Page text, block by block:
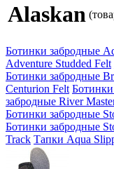
Alaskan
Ботинки забродные
Adventure Studded Felt
Ботинки забродные
Centurion Felt
забродные River
Ботинки забродные
Ботинки забродные
Track Тапки Aqua